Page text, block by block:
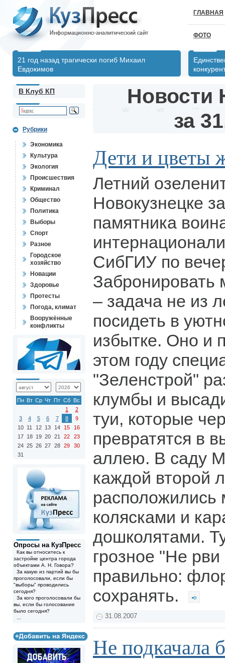
ГЛАВНАЯ
ФОТО
21 год назад трагически погиб Михаил
Евдокимов
В Клуб КП
Рубрики
Экономика
Культура
Экология
Происшествия
Криминал
Общество
Политика
Выборы
Спорт
Разное
Городское
хозяйство
Новации
Здоровье
Протесты
Погода, климат
Вооружённые
конфликты
Пн Вт Ср Чт Пт Сб Вс
1
2
3
4 5 6 7 8
9
10 11 12 13 14 15
16
17 18 19 20 21 22
23
24 25 26 27 28 29
30
31
Опросы на КузПресс
Как вы относитесь к
застройке центра города
объектами А. Н. Говора?
За какую из партий вы бы
проголосовали, если бы
"выборы" проводились
сегодня?
За кого проголосовали бы
вы, если бы голосование
было сегодня?
Новости
за
Дети и цветы
Летний
Новокузнецке
памятника
СибГИУ по
Забронировать
– задача не из
посидеть в
избытке. Оно и
этом году
"Зеленстрой"
клумбы и
туи, которые
превратятся в
аллею. В саду
каждой второй
колясками и
дошколятами.
грозное "Не
правильно:
сохранять.
31.08.2007
Не подкачала